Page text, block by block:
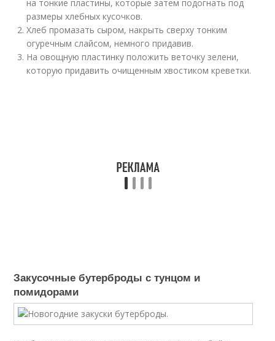
на тонкие пластины, которые затем подогнать под
размеры хлебных кусочков.
Хлеб промазать сыром, накрыть сверху тонким
огуречным слайсом, немного придавив.
На овощную пластинку положить веточку зелени,
которую придавить очищенным хвостиком креветки.
Закусочные бутерброды с тунцом и
помидорами